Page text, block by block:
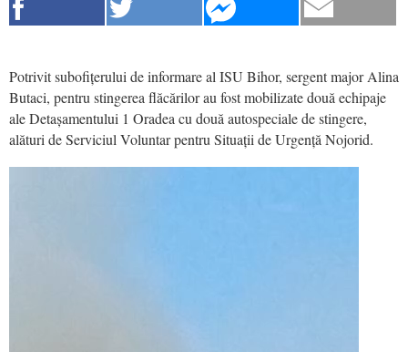
Potrivit subofițerului de informare al ISU Bihor, sergent major Alina
Butaci, pentru stingerea flăcărilor au fost mobilizate două echipaje
ale Detașamentului 1 Oradea cu două autospeciale de stingere,
alături de Serviciul Voluntar pentru Situații de Urgență Nojorid.